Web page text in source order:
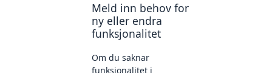
Meld inn behov for
ny eller endra
funksjonalitet
Om du saknar
funksjonalitet i